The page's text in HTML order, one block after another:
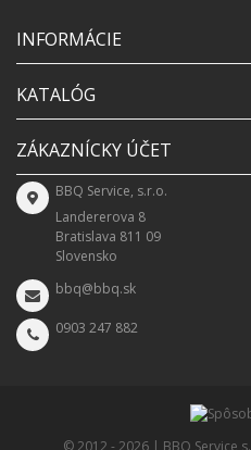
INFORMÁCIE
KATALÓG
ZÁKAZNÍCKY ÚČET
BBQ Service, s.r.o.
Landererova 8
Bratislava 811 09
Slovensko
bbq@bbq.sk
0903 247 882
© 2012 - 2026 | BBQ Service